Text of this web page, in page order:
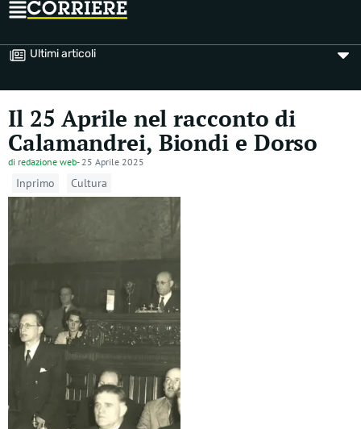
Ultimi articoli
Il 25 Aprile nel racconto di
Calamandrei, Biondi e Dorso
di redazione web- 25 Aprile 2025
Inprimo Cultura